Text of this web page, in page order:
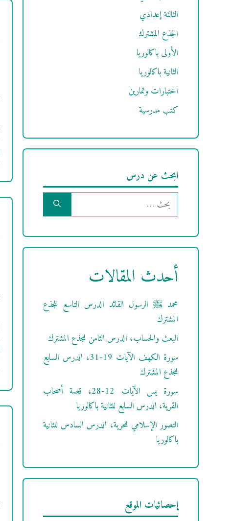
الثالثة إعدادي
الجذع المشترك
الأولى باكالوريا
الثانية باكالوريا
اختبارات وتمارين
كتب مدرسية
ابحث عن درس
البحث
عن:
أحدث المقالات
محمد ﷺ الرسول القائد الدرس التاسع للجذع
المشترك
البعث والحساب، الدرس الثامن للجذع المشترك
سورة الكهف الآيات 19-31، الدرس السابع
للجذع المشترك
سورة يس الآيات 12-28، قصة أصحاب
القرية، الدرس السابع للثانية باكالوريا
التصور الإسلامي للحرية، الدرس السادس للثانية
باكالوريا
إحصائيات الموقع